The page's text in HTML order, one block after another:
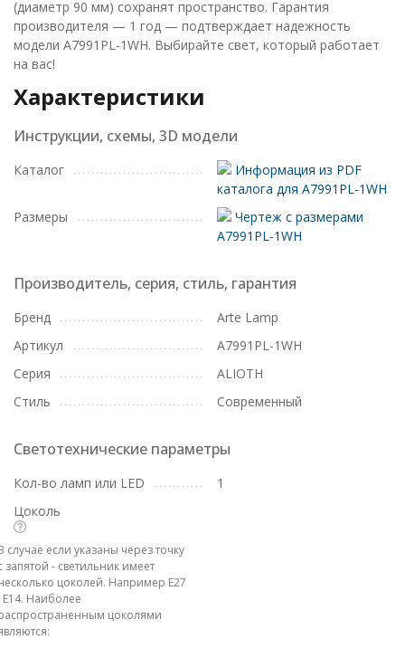
(диаметр 90 мм) сохранят пространство. Гарантия
производителя — 1 год — подтверждает надежность
модели A7991PL-1WH. Выбирайте свет, который работает
на вас!
Характеристики
Инструкции, схемы, 3D модели
Каталог
Информация из PDF
каталога для A7991PL-1WH
Размеры
Чертеж с размерами
A7991PL-1WH
Производитель, серия, стиль, гарантия
Бренд
Arte Lamp
Артикул
A7991PL-1WH
Серия
ALIOTH
Стиль
Современный
Светотехнические параметры
Кол-во ламп или LED
1
Цоколь
случае если указаны через точку
запятой - светильник имеет
цоколей. Например E27
E14. Наиболее
цоколями